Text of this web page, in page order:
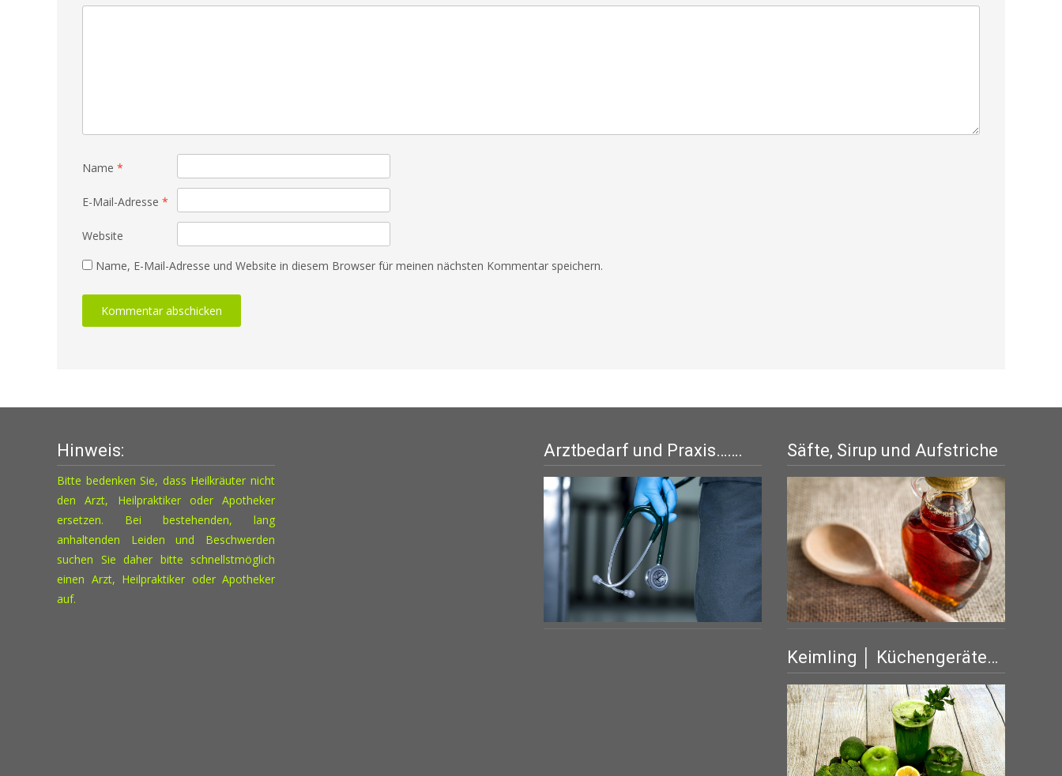
Name *
E-Mail-Adresse *
Website
Name, E-Mail-Adresse und Website in diesem Browser für meinen nächsten Kommentar speichern.
Hinweis:
Bitte bedenken Sie, dass Heilkräuter nicht
den Arzt, Heilpraktiker oder Apotheker
ersetzen. Bei bestehenden, lang
anhaltenden Leiden und Beschwerden
suchen Sie daher bitte schnellstmöglich
einen Arzt, Heilpraktiker oder Apotheker
auf.
Arztbedarf und Praxis……. Säfte, Sirup und Aufstriche
Keimling │ Küchengeräte…